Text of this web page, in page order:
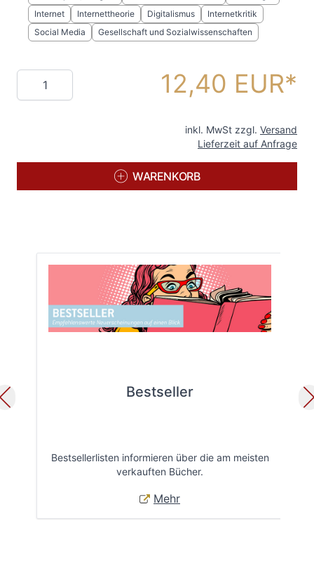
Internet
Internettheorie Digitalismus
Internetkritik
Social Media
Gesellschaft und Sozialwissenschaften
Menge 12,40 EUR
inkl. MwSt zzgl. Versand
Lieferzeit auf Anfrage
WARENKORB
Bestseller
Bestsellerlisten informieren über die am meisten
verkauften Bücher.
Mehr